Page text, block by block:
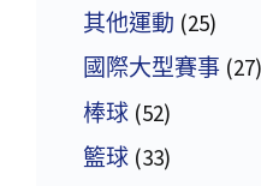
其他運動 (25)
國際大型賽事 (27)
棒球 (52)
籃球 (33)